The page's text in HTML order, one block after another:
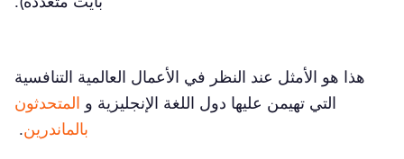
هذا هو الأمثل عند النظر في الأعمال العالمية التنافسية
التي تهيمن عليها دول اللغة الإنجليزية و المتحدثون
بالماندرين.